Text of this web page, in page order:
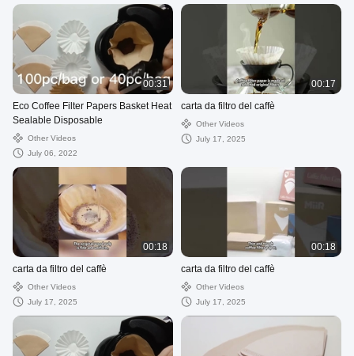
00:31
Eco Coffee Filter Papers Basket Heat
Sealable Disposable
Other Videos
July 06, 2022
00:17
carta da filtro del caffè
Other Videos
July 17, 2025
00:18
carta da filtro del caffè
Other Videos
July 17, 2025
00:18
carta da filtro del caffè
Other Videos
July 17, 2025